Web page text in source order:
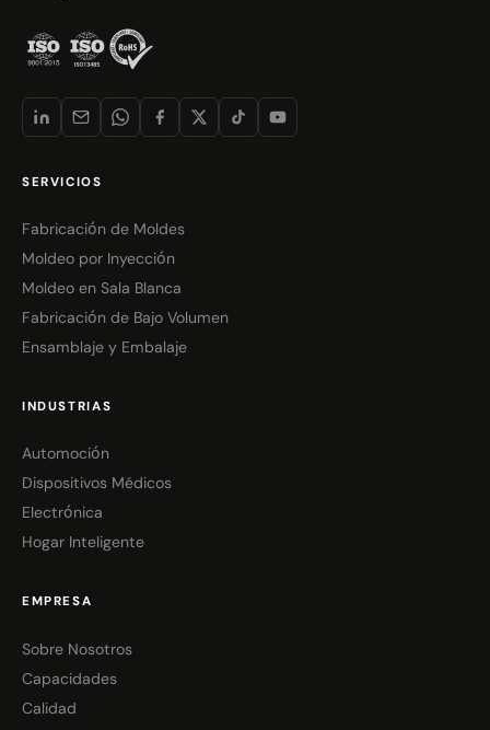
SERVICIOS
Fabricación de Moldes
Moldeo por Inyección
Moldeo en Sala Blanca
Fabricación de Bajo Volumen
Ensamblaje y Embalaje
INDUSTRIAS
Automoción
Dispositivos Médicos
Electrónica
Hogar Inteligente
EMPRESA
Sobre Nosotros
Capacidades
Calidad